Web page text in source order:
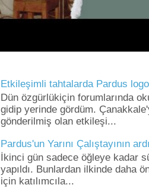
Etkileşimli tahtalarda Pardus
Dün özgürlükiçin forumlarında
gidip yerinde gördüm.
gönderilmiş olan etkileşi...
Pardus'un Yarını Çalıştayının
İkinci gün sadece öğleye kadar
yapıldı. Bunlardan ilkinde daha
için katılımcıla...